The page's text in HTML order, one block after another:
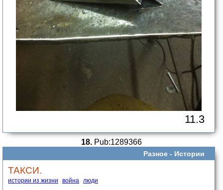
11.3
18. Pub:1289366
Разное - Истории
ТАКСИ.
истории из жизни война люди